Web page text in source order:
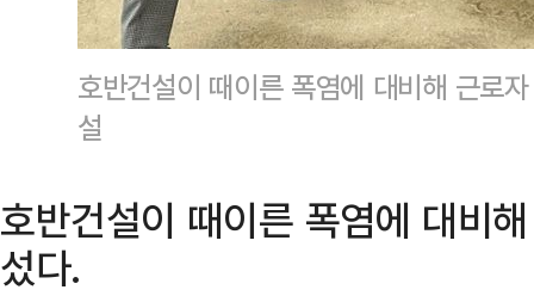
호반건설이 때이른 폭염에 대비해 근로
설
호반건설이 때이른 폭염에 대비
섰다.